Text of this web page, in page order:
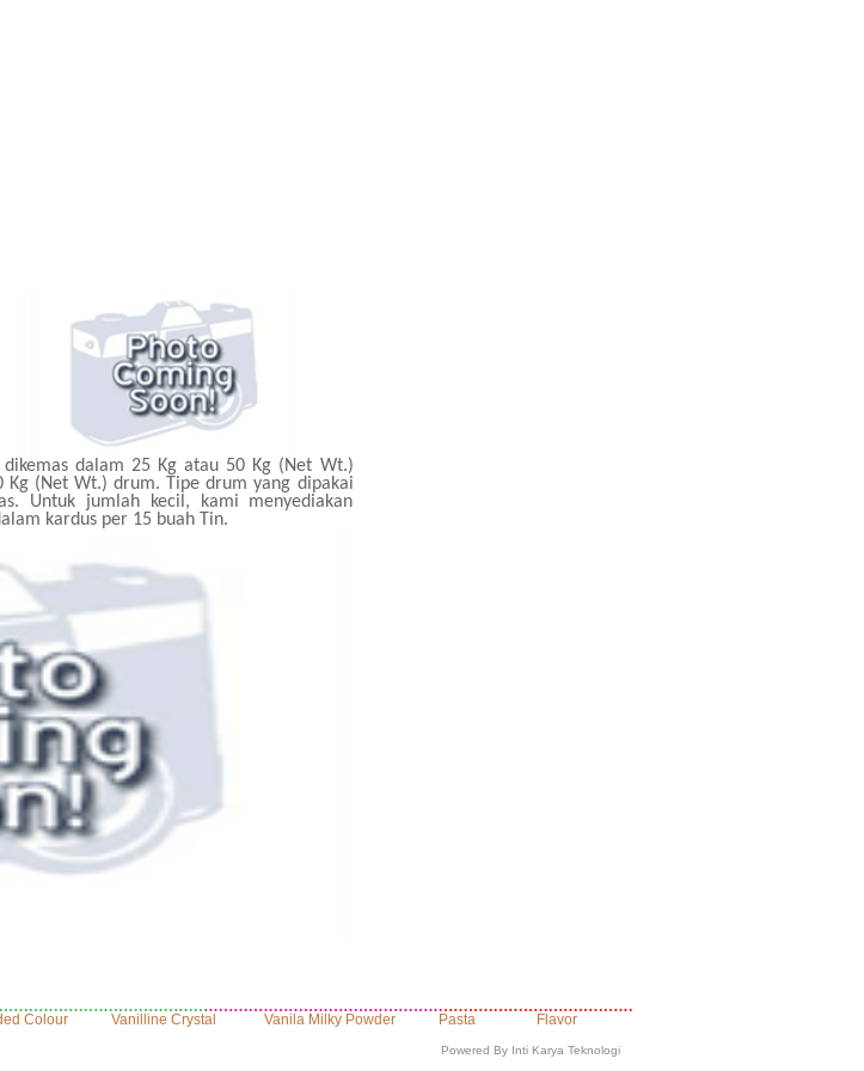
dalam 25 Kg atau 50 Kg (Net Wt.)
Kg (Net Wt.) drum. Tipe drum yang dipakai
Untuk jumlah kecil, kami menyediakan
kardus per 15 buah Tin.
Colour Vanilline Crystal Vanila Milky Powder Pasta Flavor
Powered By Inti Karya Teknologi